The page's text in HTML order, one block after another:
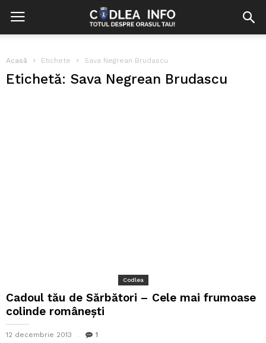
Acasă Etichete Sava Negrean Brudascu
Etichetă: Sava Negrean Brudascu
Codlea
Cadoul tău de Sărbători – Cele mai frumoase
colinde românești
12 decembrie 2013 1